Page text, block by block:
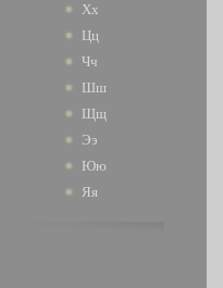
Хх
Цц
Чч
Шш
Щщ
Ээ
Юю
Яя